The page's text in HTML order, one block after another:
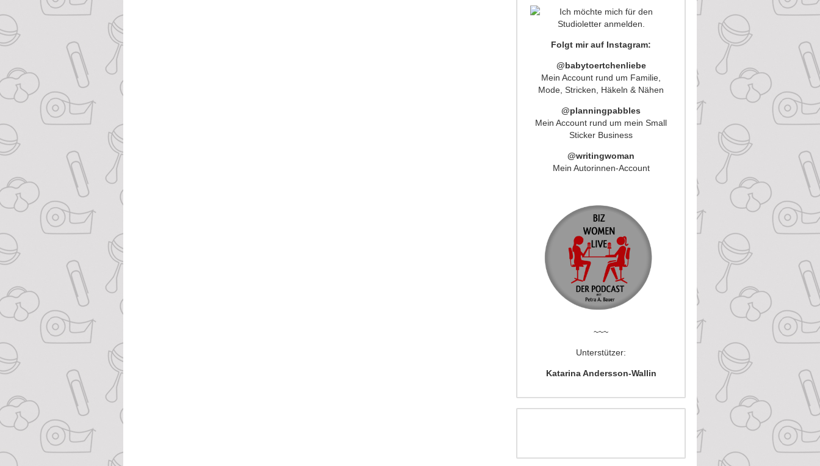
Folgt mir auf Instagram:
@babytoertchenliebe
Mein Account rund um Familie,
Mode, Stricken, Häkeln & Nähen
@planningpabbles
Mein Account rund um mein Small
Sticker Business
@writingwoman
Mein Autorinnen-Account
~~~
Unterstützer:
Katarina Andersson-Wallin